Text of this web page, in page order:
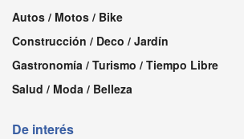
Autos / Motos / Bike
Construcción / Deco / Jardín
Gastronomía / Turismo / Tiempo Libre
Salud / Moda / Belleza
De interés